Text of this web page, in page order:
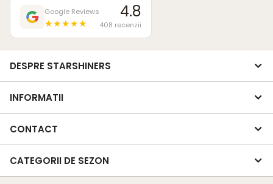
Google Reviews
★★★★★
4.8
408 recenzii
DESPRE STARSHINERS
INFORMATII
CONTACT
CATEGORII DE SEZON